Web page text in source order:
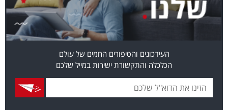
אחרינו:
העידכונים והסיפורים החמים של עולם
הכלכלה והתקשורת ישירות במייל שלכם